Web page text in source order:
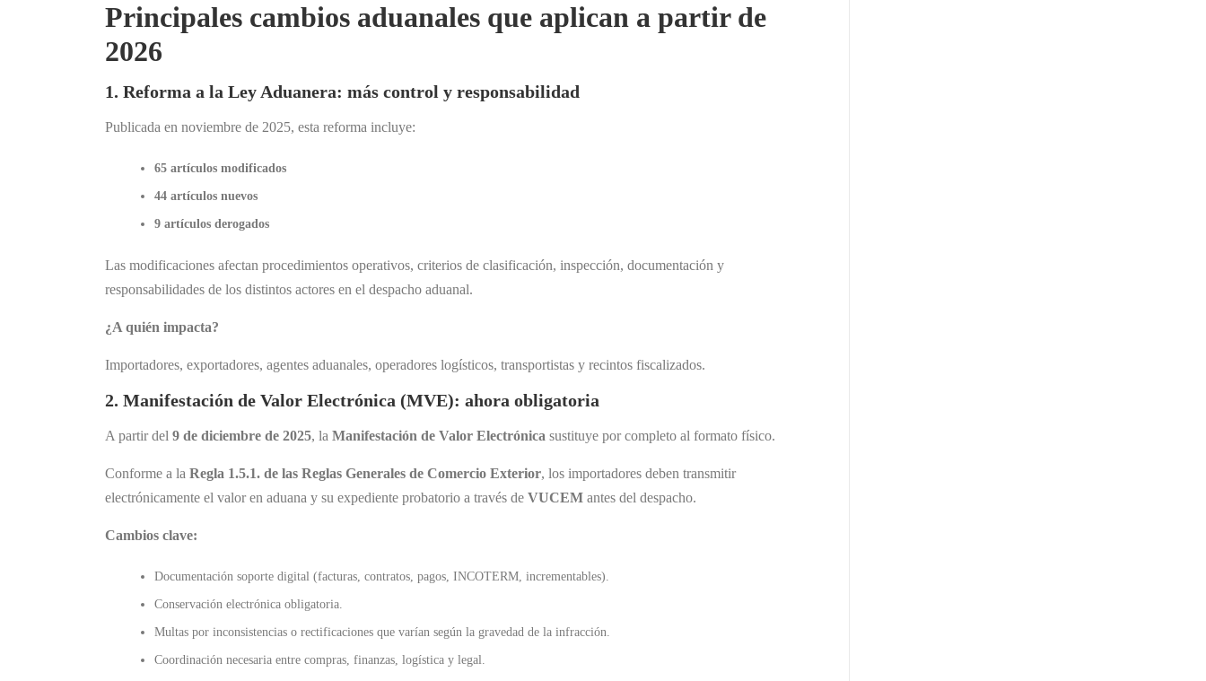
Principales cambios aduanales que aplican a partir de
2026
1. Reforma a la Ley Aduanera: más control y responsabilidad
Publicada en noviembre de 2025, esta reforma incluye:
65 artículos modificados
44 artículos nuevos
9 artículos derogados
Las modificaciones afectan procedimientos operativos, criterios de clasificación, inspección, documentación y
responsabilidades de los distintos actores en el despacho aduanal.
¿A quién impacta?
Importadores, exportadores, agentes aduanales, operadores logísticos, transportistas y recintos fiscalizados.
2. Manifestación de Valor Electrónica (MVE): ahora obligatoria
A partir del 9 de diciembre de 2025, la Manifestación de Valor Electrónica sustituye por completo al formato físico.
Conforme a la Regla 1.5.1. de las Reglas Generales de Comercio Exterior, los importadores deben transmitir
electrónicamente el valor en aduana y su expediente probatorio a través de VUCEM antes del despacho.
Cambios clave:
Documentación soporte digital (facturas, contratos, pagos, INCOTERM, incrementables).
Conservación electrónica obligatoria.
Multas por inconsistencias o rectificaciones que varían según la gravedad de la infracción.
Coordinación necesaria entre compras, finanzas, logística y legal.